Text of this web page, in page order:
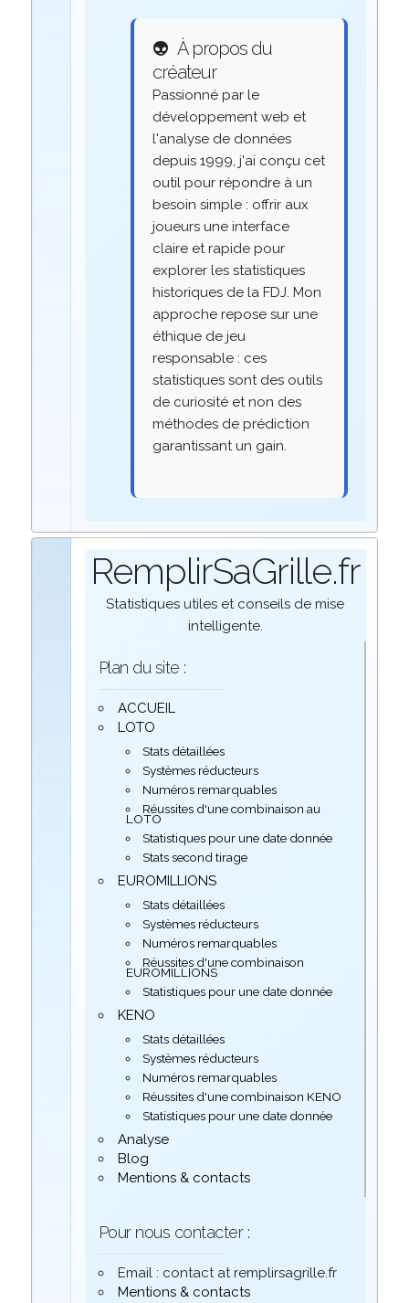
👽 À propos du
créateur
Passionné par le
développement web et
l'analyse de données
depuis 1999, j'ai conçu cet
outil pour répondre à un
besoin simple : offrir aux
joueurs une interface
claire et rapide pour
explorer les statistiques
historiques de la FDJ. Mon
approche repose sur une
éthique de jeu
responsable : ces
statistiques sont des outils
de curiosité et non des
méthodes de prédiction
garantissant un gain.
RemplirSaGrille.fr
Statistiques utiles et conseils de mise
intelligente.
Plan du site :
ACCUEIL
LOTO
Stats détaillées
Systèmes réducteurs
Numéros remarquables
Réussites d'une combinaison au
LOTO
Statistiques pour une date donnée
Stats second tirage
EUROMILLIONS
Stats détaillées
Systèmes réducteurs
Numéros remarquables
Réussites d'une combinaison
EUROMILLIONS
Statistiques pour une date donnée
KENO
Stats détaillées
Systèmes réducteurs
Numéros remarquables
Réussites d'une combinaison KENO
Statistiques pour une date donnée
Analyse
Blog
Mentions & contacts
Pour nous contacter :
Email : contact at remplirsagrille.fr
Mentions & contacts